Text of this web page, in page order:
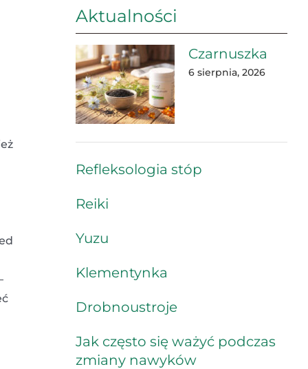
Aktualności
Czarnuszka
6 sierpnia, 2026
Refleksologia stóp
Reiki
Yuzu
Klementynka
Drobnoustroje
Jak często się ważyć podczas
zmiany nawyków